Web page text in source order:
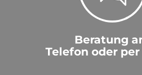
Beratung
Telefon oder per